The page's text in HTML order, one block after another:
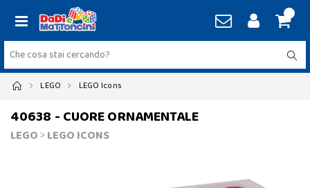
LEGO LEGO Icons
40638 - CUORE ORNAMENTALE
LEGO>LEGO ICONS